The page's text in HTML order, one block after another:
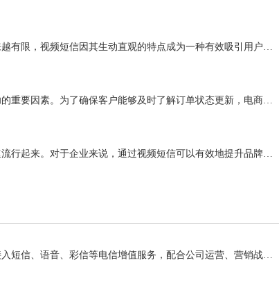
随着手机普及和网络快速发展，人们对于文字信息的接受越来越有限，视频短信因其生动直观的特点成为一种有效吸引用户的方式。在进行新品发布时，利用视频短信能够给用户带来更直观、更丰富的体验，提高用户的参与度与关注度。接下来达信通...
在当今的电商环境中，用户体验和响应速度成为影响企业成功的重要因素。为了确保客户能够及时了解订单状态更新，电商平台纷纷寻求高效的解决方案。达信通国际短信通知平台凭借其全球覆盖及多语言支持，成为解决这一问题的理想选择。 通...
视频短信是一种利用视频内容传达信息的创新方式，正在迅速流行起来。对于企业来说，通过视频短信可以有效地提升品牌形象。首先，视频短信能够传递更全面的品牌信息。相比于文字或图片，视频可以更直观地展示产品的特点和优势，给受众留下...
达信通面向各行业企业客户提供云通信服务，帮助企业便捷接入短信、语音、彩信等电信增值服务，配合公司运营、营销战略目标的实现。凭借多年的行业服务经验、专业的技术开发能力、全程、全方位的服务理念，为客户持续提供专业优质的电信增值体验。客户遍布人工智能、新零售商、O2O、服饰、文体等行业领域，业务覆盖...